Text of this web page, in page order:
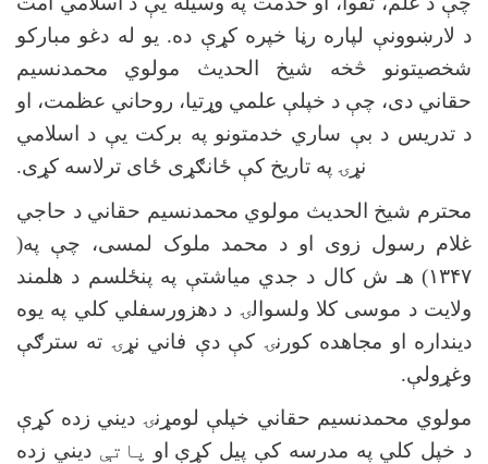
د لارښوونې لپاره رڼا خپره کړې ده. یو له دغو مبارکو
شخصیتونو څخه شیخ الحدیث مولوي محمدنسیم
حقاني دی، چې د خپلې علمي وړتیا، روحاني عظمت، او
د تدریس د بې ساري خدمتونو په برکت یې د اسلامي
نړۍ په تاریخ کې ځانګړی ځای ترلاسه کړی.
محترم شیخ الحدیث مولوي محمدنسیم حقاني د حاجي
غلام رسول زوی او د محمد ملوک لمسی، چې په(
۱۳۴۷) هـ ش کال د جدي مياشتې په پنځلسم د هلمند
ولایت د موسی کلا ولسوالۍ د دهزورسفلي کلي په یوه
دینداره او مجاهده کورنۍ کې دې فاني نړۍ ته سترګې
وغړولې.
مولوي محمدنسیم حقاني خپلې لومړنۍ دیني زده کړې
د خپل کلي په مدرسه کې پیل کړې او پاتې ديني زده